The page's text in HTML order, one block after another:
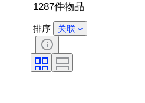
1287件物品
排序 关联